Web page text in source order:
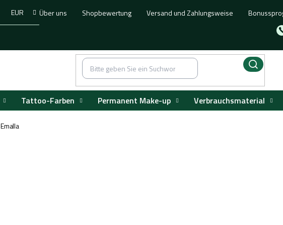
Über uns Shopbewertung Versand und Zahlungsweise
EUR
Tattoo-Farben Permanent Make-up Verbrauchsmaterial
Emalla